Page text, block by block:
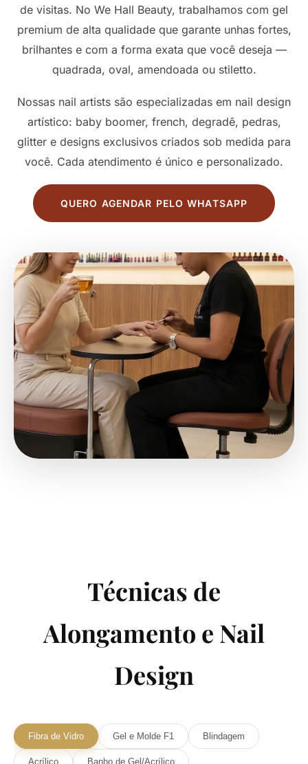
de visitas. No We Hall Beauty, trabalhamos com gel
premium de alta qualidade que garante unhas fortes,
brilhantes e com a forma exata que você deseja —
quadrada, oval, amendoada ou stiletto.
Nossas nail artists são especializadas em nail design
artístico: baby boomer, french, degradê, pedras,
glitter e designs exclusivos criados sob medida para
você. Cada atendimento é único e personalizado.
QUERO AGENDAR PELO WHATSAPP
Técnicas de
Alongamento e Nail
Design
Fibra de Vidro Gel e Molde F1 Blindagem
Acrílico Banho de Gel/Acrílico